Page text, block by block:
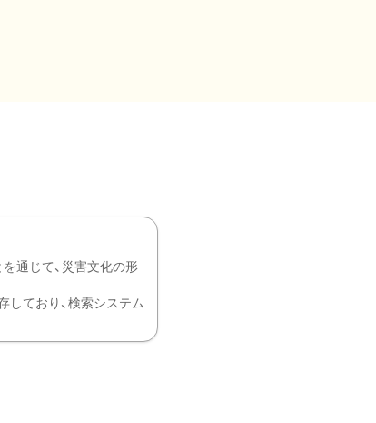
通じて、災害文化の形
しており、検索システム